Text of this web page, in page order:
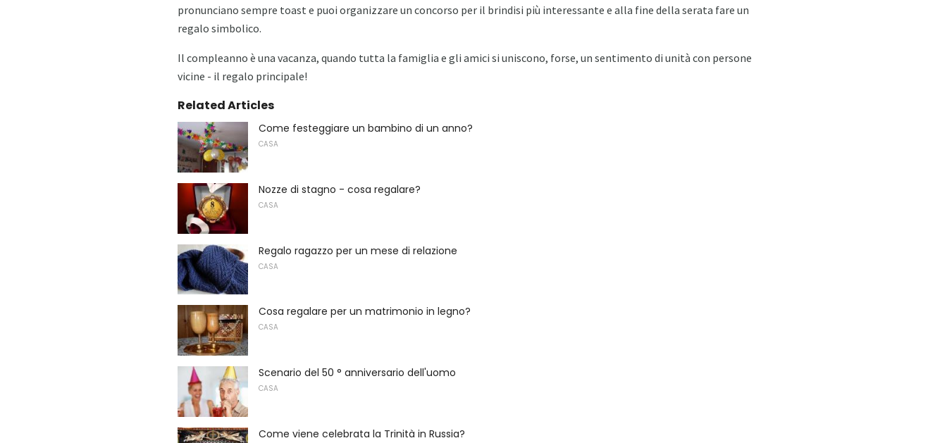
pronunciano sempre toast e puoi organizzare un concorso per il brindisi più interessante e alla fine della serata fare un
regalo simbolico.
Il compleanno è una vacanza, quando tutta la famiglia e gli amici si uniscono, forse, un sentimento di unità con persone
vicine - il regalo principale!
Related Articles
Come festeggiare un bambino di un anno?
CASA
Nozze di stagno - cosa regalare?
CASA
Regalo ragazzo per un mese di relazione
CASA
Cosa regalare per un matrimonio in legno?
CASA
Scenario del 50 ° anniversario dell'uomo
CASA
Come viene celebrata la Trinità in Russia?